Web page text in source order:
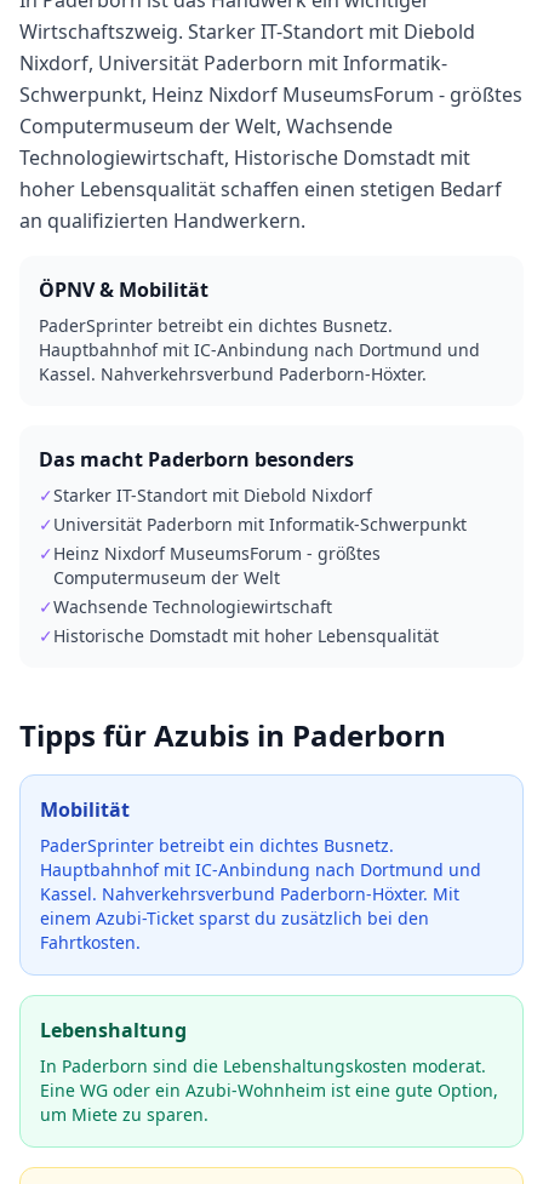
Wirtschaftszweig. Starker IT-Standort mit Diebold
Nixdorf, Universität Paderborn mit Informatik-
Schwerpunkt, Heinz Nixdorf MuseumsForum - größtes
Computermuseum der Welt, Wachsende
Technologiewirtschaft, Historische Domstadt mit
hoher Lebensqualität schaffen einen stetigen Bedarf
an qualifizierten Handwerkern.
ÖPNV & Mobilität
PaderSprinter betreibt ein dichtes Busnetz.
Hauptbahnhof mit IC-Anbindung nach Dortmund und
Kassel. Nahverkehrsverbund Paderborn-Höxter.
Das macht Paderborn besonders
✓Starker IT-Standort mit Diebold Nixdorf
✓ Universität Paderborn mit Informatik-Schwerpunkt
✓ Heinz Nixdorf MuseumsForum - größtes
Computermuseum der Welt
✓Wachsende Technologiewirtschaft
✓ Historische Domstadt mit hoher Lebensqualität
Tipps für Azubis in Paderborn
Mobilität
PaderSprinter betreibt ein dichtes Busnetz.
Hauptbahnhof mit IC-Anbindung nach Dortmund und
Kassel. Nahverkehrsverbund Paderborn-Höxter. Mit
einem Azubi-Ticket sparst du zusätzlich bei den
Fahrtkosten.
Lebenshaltung
In Paderborn sind die Lebenshaltungskosten moderat.
Eine WG oder ein Azubi-Wohnheim ist eine gute Option,
um Miete zu sparen.